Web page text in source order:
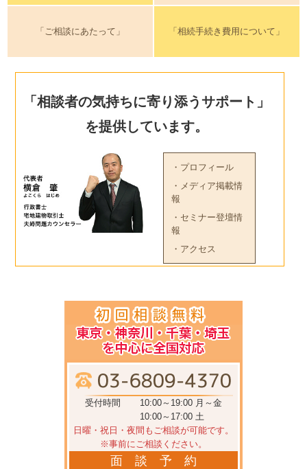
「ご相談にあたって」 「相続手続き費用について」
「相談者の気持ちに寄り添うサポート」
を提供しています。
・プロフィール
・メディア掲載情
報
・セミナー登壇情
報
・アクセス
受付時間
10:00～19:00 月～金
10:00～17:00 土
日曜・祝日・夜間もご相談が可能です。
※事前にご相談ください。
面 談 予 約